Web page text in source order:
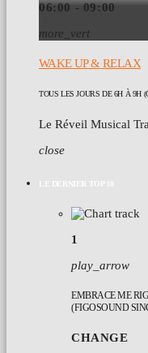
06:00 - 09:00
more_vert
WAKE UP & RELAX
TOUS LES JOURS DE 6H À 9H
Le Réveil Musical
close
LE DERNIER TOP 10
1
play_arrow
EMBRACE ME
(FIGOSOUND
CHANGE